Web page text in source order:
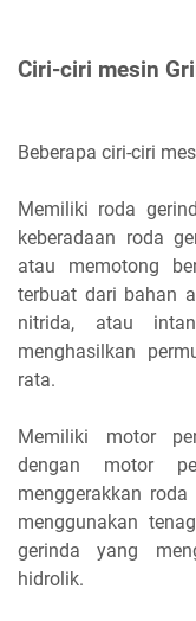
Ciri-ciri mesin
Beberapa ciri-ciri
Memiliki roda
keberadaan roda
atau memotong
terbuat dari bahan
nitrida, atau
menghasilkan
rata.
Memiliki motor
dengan motor
menggerakkan
menggunakan
gerinda yang
hidrolik.